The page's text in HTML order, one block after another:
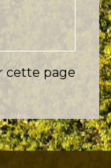
cette page